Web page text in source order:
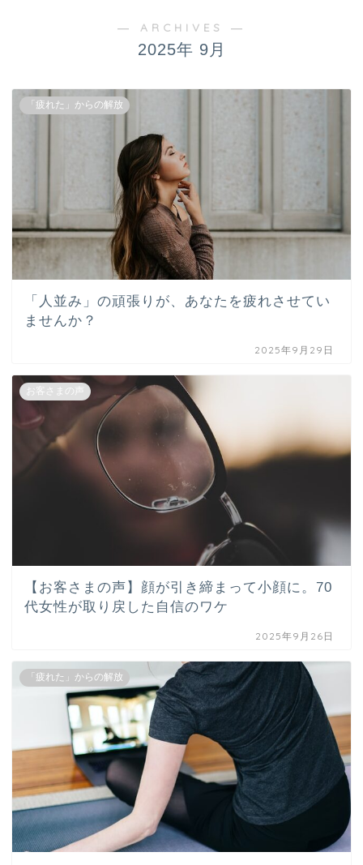
― ARCHIVES ―
2025年 9月
「疲れた」からの解放
「人並み」の頑張りが、あなたを疲れさせてい
ませんか？
2025年9月29日
お客さまの声
【お客さまの声】顔が引き締まって小顔に。70
代女性が取り戻した自信のワケ
2025年9月26日
「疲れた」からの解放